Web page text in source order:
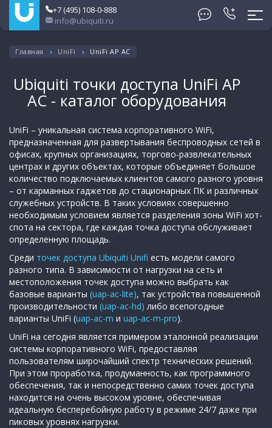
+7 (495) 108-0-888
info@ubiquiti.ru
Главная UniFi UniFi AP AC
Ubiquiti точки доступа UniFi AP
AC - каталог оборудования
UniFi – уникальная система корпоративного WiFi,
предназначенная для развертывания беспроводных сетей в
офисах, крупных организациях, торгово-развлекательных
центрах и других объектах, которые объединяет большое
количество подключаемых клиентов самого разного уровня
– от карманных гаджетов до стационарных ПК и различных
служебных устройств. В таких условиях совершенно
необходимым условием является разделения зоны WiFi хот-
спота на сектора, где каждая точка доступа обслуживает
определенную площадь.
Среди точек доступа Ubiquiti Unifi есть модели самого
разного типа. В зависимости от нагрузки на сеть и
местоположения точек доступа можно выбрать как
базовые варианты (uap-ac-lite), так устройства повышенной
производительности (uap-ac-hd) либо всепогодные
варианты UniFi (uap-ac-m и uap-ac-m-pro).
UniFi на сегодня является примером эталонной реализации
системы корпоративного WiFi, предоставляя
пользователям широчайший спектр технических решений.
При этом проработка, продуманность, как программного
обеспечения, так и непосредственно самих точек доступа
находится на очень высоком уровне, обеспечивая
идеальную бесперебойную работу в режиме 24/7 даже при
пиковых уровнях нагрузки.